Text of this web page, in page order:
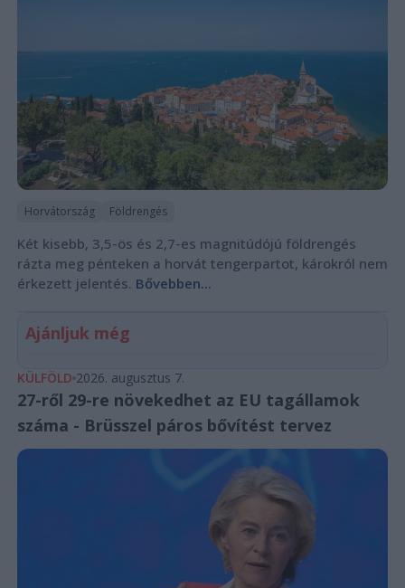
Horvátország Földrengés
Két kisebb, 3,5-ös és 2,7-es magnitúdójú földrengés
rázta meg pénteken a horvát tengerpartot, károkról nem
érkezett jelentés. Bővebben...
Ajánljuk még
KÜLFÖLD 2026. augusztus 7.
27-ről 29-re növekedhet az EU tagállamok
száma - Brüsszel páros bővítést tervez